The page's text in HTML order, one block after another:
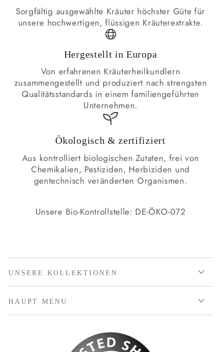
Sorgfältig ausgewählte Kräuter höchster Güte für
unsere hochwertigen, flüssigen Kräuterextrakte.
Hergestellt in Europa
Von erfahrenen Kräuterheilkundlern
zusammengestellt und produziert nach strengsten
Qualitätsstandards in einem familiengeführten
Unternehmen.
Ökologisch & zertifiziert
Aus kontrolliert biologischen Zutaten, frei von
Chemikalien, Pestiziden, Herbiziden und
gentechnisch veränderten Organismen.
Unsere Bio-Kontrollstelle: DE-ÖKO-072
UNSERE KOLLEKTIONEN
HAUPT MENU